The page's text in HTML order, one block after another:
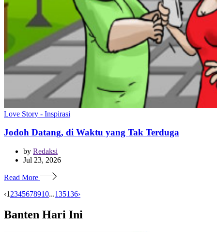
Love Story - Inspirasi
Jodoh Datang, di Waktu yang Tak Terduga
by Redaksi
Jul 23, 2026
Read More
‹1 2345678910...135136›
Banten Hari Ini